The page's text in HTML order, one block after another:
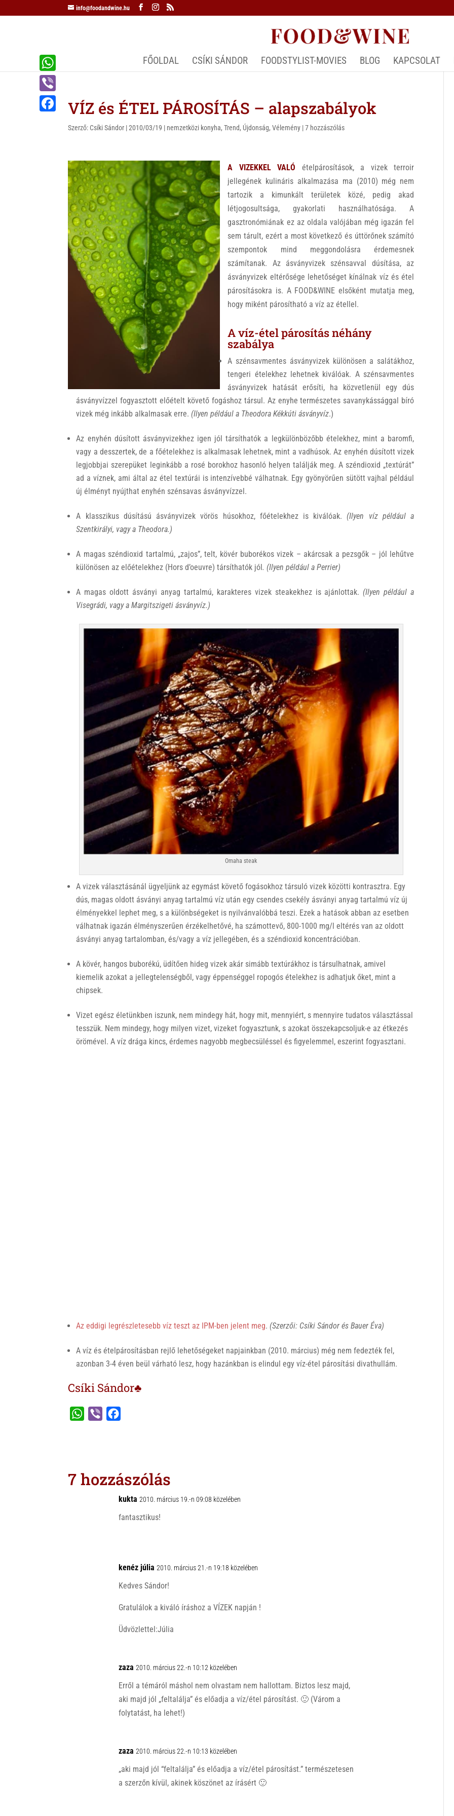
info@foodandwine.hu
FŐOLDAL CSÍKI SÁNDOR FOODSTYLIST-MOVIES BLOG KAPCSOLAT
VÍZ és ÉTEL PÁROSÍTÁS – alapszabályok
Szerző: Csíki Sándor |2010/03/19 | nemzetközi konyha,Trend, Újdonság,Vélemény |7 hozzászólás
A VIZEKKEL VALÓ ételpárosítások, a vizek terroir
jellegének kulináris alkalmazása ma (2010) még nem
tartozik a kimunkált területek közé, pedig akad
létjogosultsága, gyakorlati használhatósága. A
gasztronómiának ez az oldala valójában még igazán fel
sem tárult, ezért a most következő és úttörőnek számító
szempontok mind meggondolásra érdemesnek
számítanak. Az ásványvizek szénsavval dúsítása, az
ásványvizek eltérősége lehetőséget kínálnak víz és étel
párosításokra is. A FOOD&WINE elsőként mutatja meg,
hogy miként párosítható a víz az étellel.
A víz-étel párosítás néhány
szabálya
A szénsavmentes ásványvizek különösen a salátákhoz,
tengeri ételekhez lehetnek kiválóak. A szénsavmentes
ásványvizek hatását erősíti, ha közvetlenül egy dús
ásványvízzel fogyasztott előételt követő fogáshoz társul. Az enyhe természetes savanykássággal bíró
vizek még inkább alkalmasak erre. (Ilyen például a Theodora Kékkúti ásványvíz.)
Az enyhén dúsított ásványvizekhez igen jól társíthatók a legkülönbözőbb ételekhez, mint a baromfi,
vagy a desszertek, de a főételekhez is alkalmasak lehetnek, mint a vadhúsok. Az enyhén dúsított vizek
legjobbjai szerepüket leginkább a rosé borokhoz hasonló helyen találják meg. A széndioxid „textúrát”
ad a víznek, ami által az étel textúrái is intenzívebbé válhatnak. Egy gyönyörűen sütött vajhal például
új élményt nyújthat enyhén szénsavas ásványvízzel.
A klasszikus dúsítású ásványvizek vörös húsokhoz, főételekhez is kiválóak. (Ilyen víz például a
Szentkirályi, vagy a Theodora.)
A magas széndioxid tartalmú, „zajos”, telt, kövér buborékos vizek – akárcsak a pezsgők – jól lehűtve
különösen az előételekhez (Hors d’oeuvre) társíthatók jól. (Ilyen például a Perrier)
A magas oldott ásványi anyag tartalmú, karakteres vizek steakekhez is ajánlottak. (Ilyen például a
Visegrádi, vagy a Margitszigeti ásványvíz.)
Omaha steak
A vizek választásánál ügyeljünk az egymást követő fogásokhoz társuló vizek közötti kontrasztra. Egy
dús, magas oldott ásványi anyag tartalmú víz után egy csendes csekély ásványi anyag tartalmú víz új
élményekkel lephet meg, s a különbségeket is nyilvánvalóbbá teszi. Ezek a hatások abban az esetben
válhatnak igazán élményszerűen érzékelhetővé, ha számottevő, 800-1000 mg/l eltérés van az oldott
ásványi anyag tartalomban, és/vagy a víz jellegében, és a széndioxid koncentrációban.
A kövér, hangos buborékú, üdítően hideg vizek akár simább textúrákhoz is társulhatnak, amivel
kiemelik azokat a jellegtelenségből, vagy éppenséggel ropogós ételekhez is adhatjuk őket, mint a
chipsek.
Vizet egész életünkben iszunk, nem mindegy hát, hogy mit, mennyiért, s mennyire tudatos választással
tesszük. Nem mindegy, hogy milyen vizet, vizeket fogyasztunk, s azokat összekapcsoljuk-e az étkezés
örömével. A víz drága kincs, érdemes nagyobb megbecsüléssel és figyelemmel, eszerint fogyasztani.
Az eddigi legrészletesebb víz teszt az IPM-ben jelent meg. (Szerzői: Csíki Sándor és Bauer Éva)
A víz és ételpárosításban rejlő lehetőségeket napjainkban (2010. március) még nem fedezték fel,
azonban 3-4 éven beül várható lesz, hogy hazánkban is elindul egy víz-étel párosítási divathullám.
Csíki Sándor♣
W
A
o
o
k
7 hozzászólás
kukta 2010. március 19.-n 09:08 közelében
fantasztikus!
kenéz júlia 2010. március 21.-n 19:18 közelében
Kedves Sándor!
Gratulálok a kiváló íráshoz a VÍZEK napján !
Üdvözlettel:Júlia
zaza 2010. március 22.-n 10:12 közelében
Erről a témáról máshol nem olvastam nem hallottam. Biztos lesz majd,
aki majd jól „feltalálja” és előadja a víz/étel párosítást. 🙂 (Várom a
folytatást, ha lehet!)
zaza 2010. március 22.-n 10:13 közelében
„aki majd jól “feltalálja” és előadja a víz/étel párosítást.” természetesen
a szerzőn kívül, akinek köszönet az írásért 🙂
W
h
a
V